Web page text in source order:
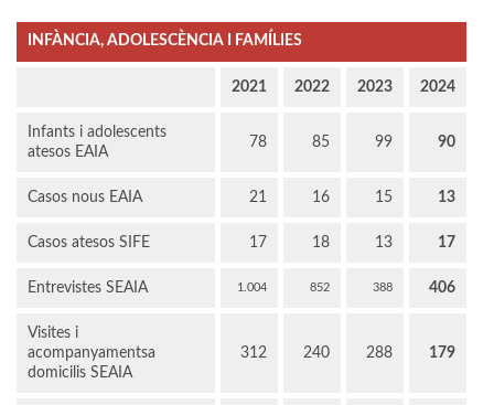
INFÀNCIA, ADOLESCÈNCIA I FAMÍLIES
2021 2022 2023 2024
Infants i adolescents
atesos EAIA
78 85 99 90
Casos nous EAIA 21 16 15 13
Casos atesos SIFE 17 18 13 17
Entrevistes SEAIA 1.004 852 388 406
Visites i
acompanyamentsa
domicilis SEAIA
312 240 288 179